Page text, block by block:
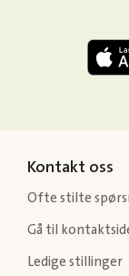
Kontakt oss
Ofte stilte
Gå til
Ledige stillinger